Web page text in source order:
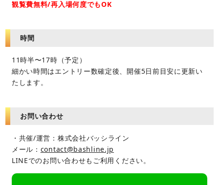
観覧費無料/再入場何度でもOK
時間
11時半〜17時（予定）
細かい時間はエントリー数確定後、開催5日前目安に更新い
たします。
お問い合わせ
・共催/運営：株式会社バッシライン
メール： contact@bashline.jp
LINEでのお問い合わせもご利用ください。